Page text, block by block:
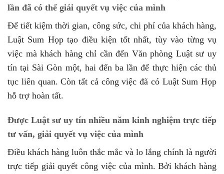
lần đã có thể giải quyết vụ việc của mình
Để tiết kiệm thời gian, công sức, chi phí của khách hàng,
Luật Sum Họp tạo điều kiện tốt nhất, tùy vào từng vụ
việc mà khách hàng chỉ cần đến Văn phòng Luật sư uy
tín tại Sài Gòn một, hai đến ba lần để thực hiện các thủ
tục liên quan. Còn tất cả công việc đã có Luật Sum Họp
hỗ trợ hoàn tất.
Được Luật sư uy tín nhiều năm kinh nghiệm trực tiếp
tư vấn, giải quyết vụ việc của mình
Điều khách hàng luôn thắc mắc và lo lắng chính là người
trực tiếp giải quyết công việc của mình. Bởi khách hàng